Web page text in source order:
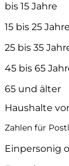
bis 15 Jahre
15 bis 25 Jahre
25 bis 35
45 bis 65
65 und älter
Haushalte
Zahlen für
Einpersonig